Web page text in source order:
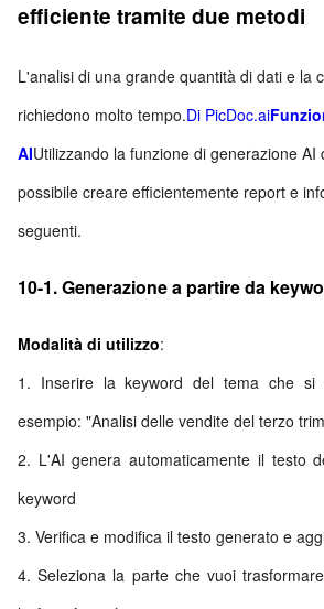
efficiente tramite due metodi
L'analisi di una grande quantità di dati e la
richiedono molto tempo.Di PicDoc.ai
AIUtilizzando la funzione di generazione AI
possibile creare efficientemente report e
seguenti.
10-1. Generazione a partire da
Modalità di utilizzo:
1. Inserire la keyword del tema che si
esempio: "Analisi delle vendite del terzo
2. L'AI genera automaticamente il testo
keyword
3. Verifica e modifica il testo generato e
4. Seleziona la parte che vuoi